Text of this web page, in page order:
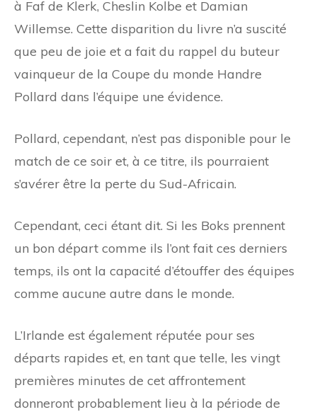
à Faf de Klerk, Cheslin Kolbe et Damian
Willemse. Cette disparition du livre n’a suscité
que peu de joie et a fait du rappel du buteur
vainqueur de la Coupe du monde Handre
Pollard dans l’équipe une évidence.
Pollard, cependant, n’est pas disponible pour le
match de ce soir et, à ce titre, ils pourraient
s’avérer être la perte du Sud-Africain.
Cependant, ceci étant dit. Si les Boks prennent
un bon départ comme ils l’ont fait ces derniers
temps, ils ont la capacité d’étouffer des équipes
comme aucune autre dans le monde.
L’Irlande est également réputée pour ses
départs rapides et, en tant que telle, les vingt
premières minutes de cet affrontement
donneront probablement lieu à la période de